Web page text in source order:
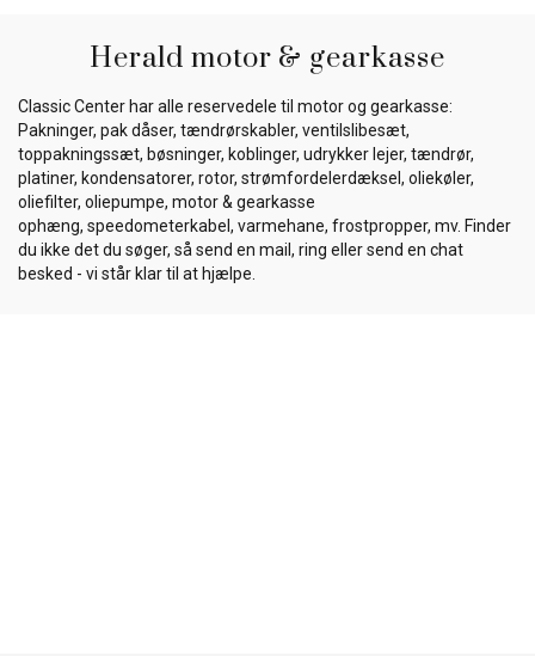
Herald motor & gearkasse
Classic Center har alle reservedele til motor og gearkasse:
Pakninger, pak dåser, tændrørskabler, ventilslibesæt,
toppakningssæt, bøsninger, koblinger, udrykker lejer, tændrør,
platiner, kondensatorer, rotor, strømfordelerdæksel, oliekøler,
oliefilter, oliepumpe, motor & gearkasse
ophæng, speedometerkabel, varmehane, frostpropper, mv. Finder
du ikke det du søger, så send en mail, ring eller send en chat
besked - vi står klar til at hjælpe.